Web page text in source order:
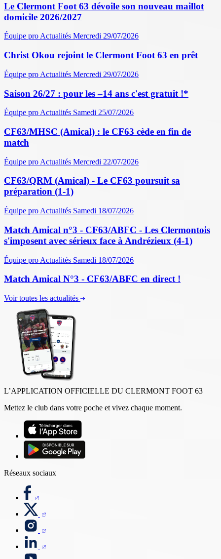
Le Clermont Foot 63 dévoile son nouveau maillot
domicile 2026/2027
Équipe proActualités Mercredi 29/07/2026
Christ Okou rejoint le Clermont Foot 63 en prêt
Équipe pro Actualités Mercredi 29/07/2026
Saison 26/27 : pour les –14 ans c'est gratuit !*
Équipe pro Actualités Samedi 25/07/2026
CF63/MHSC (Amical) : le CF63 cède en fin de
match
Équipe pro Actualités Mercredi 22/07/2026
CF63/QRM (Amical) - Le CF63 poursuit sa
préparation (1-1)
Équipe pro Actualités Samedi 18/07/2026
Match Amical n°3 - CF63/ABFC - Les Clermontois
s'imposent avec sérieux face à Andrézieux (4-1)
Équipe pro Actualités Samedi 18/07/2026
Match Amical N°3 - CF63/ABFC en direct !
Voir toutes les actualités
L’APPLICATION OFFICIELLE DU CLERMONT FOOT 63
Mettez le club dans votre poche et vivez chaque moment.
Réseaux sociaux